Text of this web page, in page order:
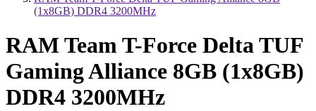
(1x8GB) DDR4 3200MHz
RAM Team T-Force Delta TUF
Gaming Alliance 8GB (1x8GB)
DDR4 3200MHz